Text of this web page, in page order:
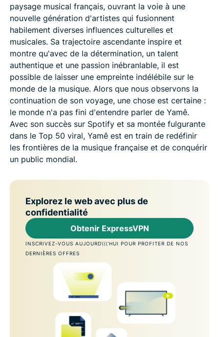
paysage musical français, ouvrant la voie à une
nouvelle génération d'artistes qui fusionnent
habilement diverses influences culturelles et
musicales. Sa trajectoire ascendante inspire et
montre qu'avec de la détermination, un talent
authentique et une passion inébranlable, il est
possible de laisser une empreinte indélébile sur le
monde de la musique. Alors que nous observons la
continuation de son voyage, une chose est certaine :
le monde n'a pas fini d'entendre parler de Yamê.
Avec son succès sur Spotify et sa montée fulgurante
dans le Top 50 viral, Yamê est en train de redéfinir
les frontières de la musique française et de conquérir
un public mondial.
Explorez le web avec plus de
confidentialité
Obtenir ExpressVPN
INSCRIVEZ-VOUS AUJOURD\\\'HUI POUR PROFITER DE NOS
DERNIÈRES OFFRES